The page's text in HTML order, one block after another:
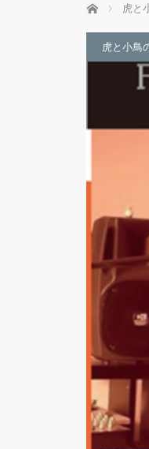
ホーム 虎と
虎と小鳥